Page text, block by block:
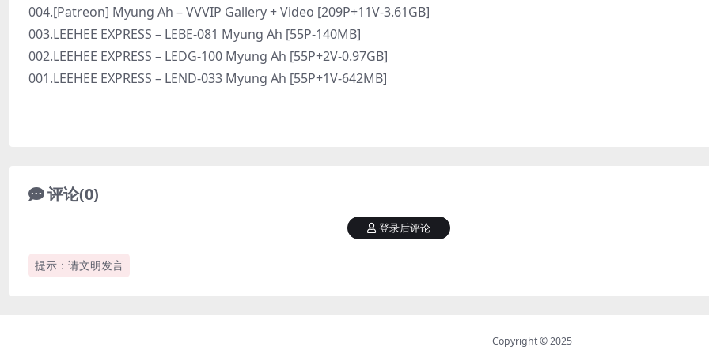
004.[Patreon] Myung Ah – VVVIP Gallery + Video [209P+11V-3.61GB]
003.LEEHEE EXPRESS – LEBE-081 Myung Ah [55P-140MB]
002.LEEHEE EXPRESS – LEDG-100 Myung Ah [55P+2V-0.97GB]
001.LEEHEE EXPRESS – LEND-033 Myung Ah [55P+1V-642MB]
评论(0)
提示：请文明发言
登录后评论
Copyright © 2025